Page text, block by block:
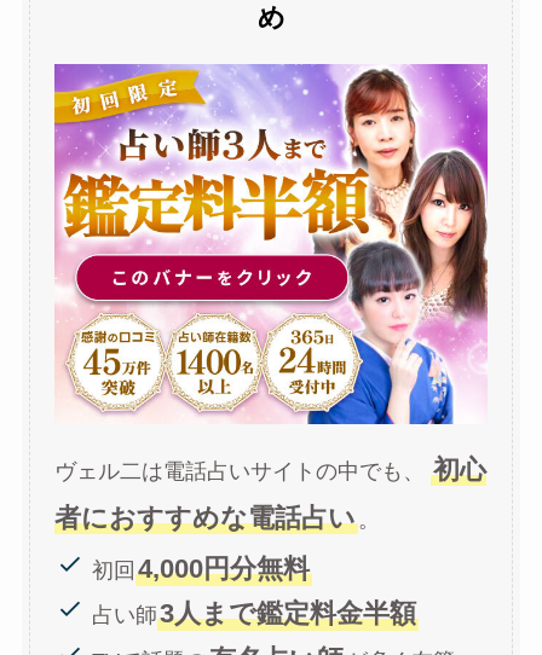
め
ヴェル二は電話占いサイトの中でも、 初心
者におすすめな電話占い。
初回4,000円分無料
占い師3人まで鑑定料金半額